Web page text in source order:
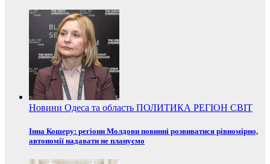
Новини Одеса та область ПОЛИТИКА РЕГІОН СВІТ
Інна Кошеру: регіони Молдови повинні розвиватися рівномірно,
автономії надавати не плануємо